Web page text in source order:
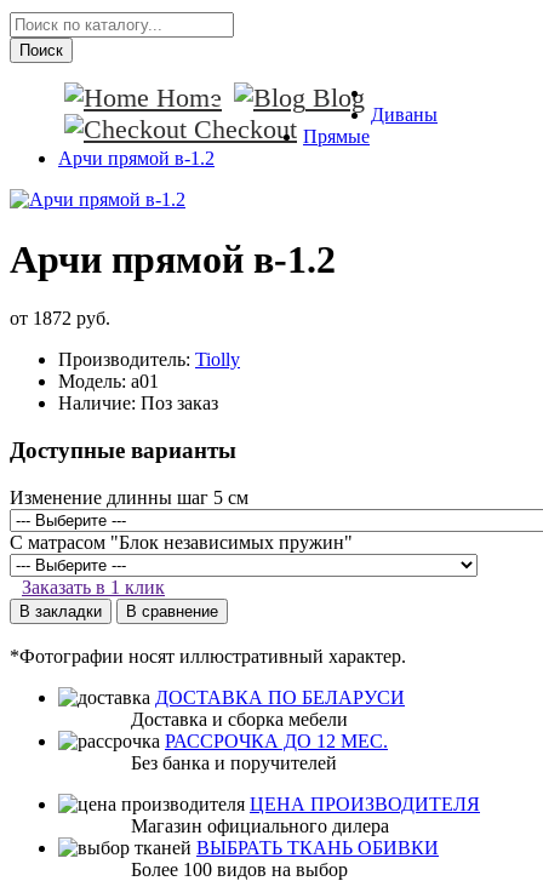
Поиск
Home
Blog
Checkout
Диваны
Прямые
Арчи прямой в-1.2
Арчи прямой в-1.2
от 1872 руб.
Производитель: Tiolly
Модель: a01
Наличие: Поз заказ
Доступные варианты
Изменение длинны шаг 5 см
С матрасом "Блок независимых пружин"
Заказать в 1 клик
В закладки В сравнение
*Фотографии носят иллюстративный характер.
ДОСТАВКА ПО БЕЛАРУСИ
Доставка и сборка мебели
РАССРОЧКА ДО 12 МЕС.
Без банка и поручителей
ЦЕНА ПРОИЗВОДИТЕЛЯ
Магазин официального дилера
ВЫБРАТЬ ТКАНЬ ОБИВКИ
Более 100 видов на выбор